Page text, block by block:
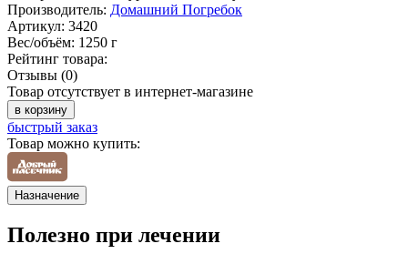
Производитель: Домашний Погребок
Артикул: 3420
Вес/объём: 1250 г
Рейтинг товара:
Отзывы (0)
Товар отсутствует в интернет-магазине
в корзину
быстрый заказ
Товар можно купить:
Назначение
Полезно при лечении